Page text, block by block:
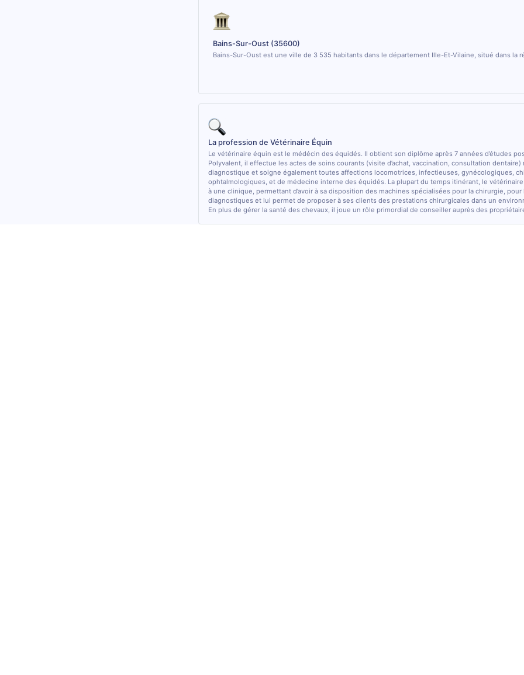
Bains-Sur-Oust (35600)
Bains-Sur-Oust est une ville de 3 535 habitants dans le département Ille-Et-Vilaine, situé dans la
La profession de Vétérinaire Équin
Le vétérinaire équin est le médécin des équidés. Il obtient son diplôme après 7 années d’études
Polyvalent, il effectue les actes de soins courants (visite d’achat, vaccination, consultation dentaire)
diagnostique et soigne également toutes affections locomotrices, infectieuses, gynécologiques,
ophtalmologiques, et de médecine interne des équidés. La plupart du temps itinérant, le
à une clinique, permettant d’avoir à sa disposition des machines spécialisées pour la chirurgie,
diagnostiques et lui permet de proposer à ses clients des prestations chirurgicales dans un
En plus de gérer la santé des chevaux, il joue un rôle primordial de conseiller auprès des